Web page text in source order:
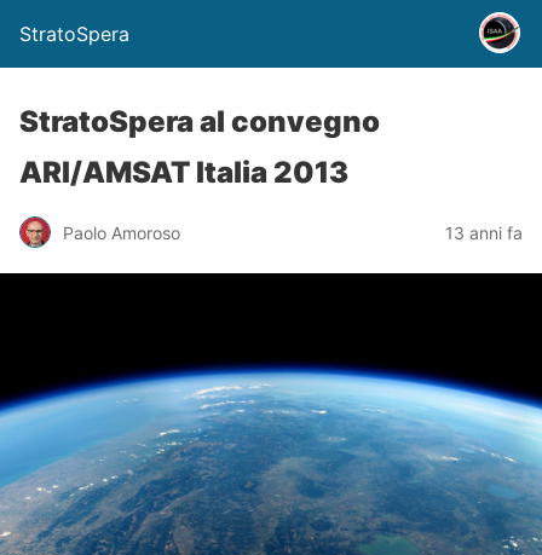
StratoSpera
StratoSpera al convegno
ARI/AMSAT Italia 2013
Paolo Amoroso 13 anni fa